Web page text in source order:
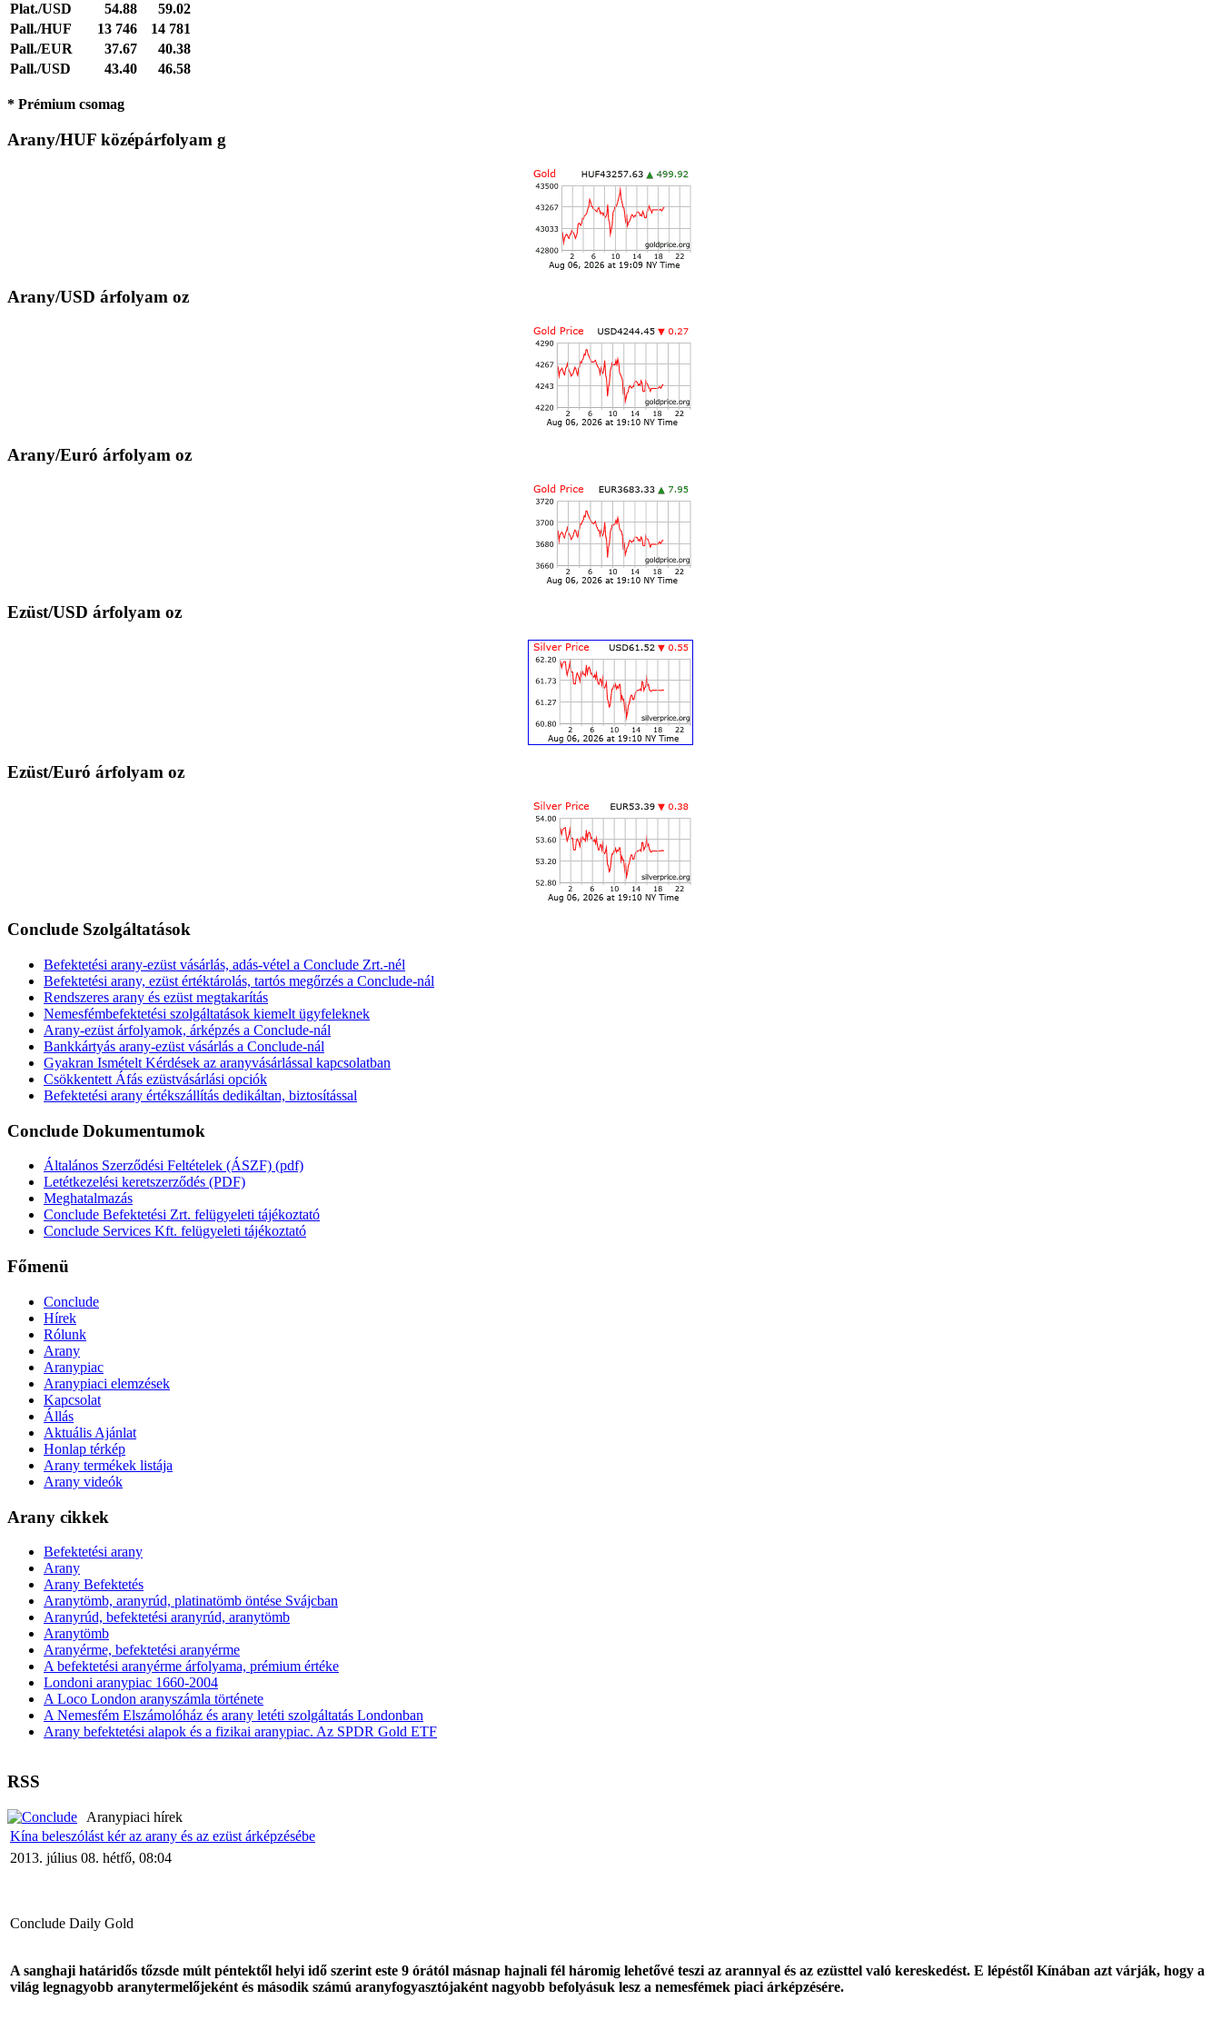
Plat./USD
54.88
59.02
Pall./HUF
13 746
14 781
Pall./EUR
37.67
40.38
Pall./USD
43.40 46.58
* Prémium csomag
Arany/HUF középárfolyam g
Arany/USD árfolyam oz
Arany/Euró árfolyam oz
Ezüst/USD árfolyam oz
Ezüst/Euró árfolyam oz
Conclude Szolgáltatások
Befektetési arany-ezüst vásárlás, adás-vétel a Conclude Zrt.-nél
Befektetési arany, ezüst értéktárolás, tartós megőrzés a Conclude-nál
Rendszeres arany és ezüst megtakarítás
Nemesfémbefektetési szolgáltatások kiemelt ügyfeleknek
Arany-ezüst árfolyamok, árképzés a Conclude-nál
Bankkártyás arany-ezüst vásárlás a Conclude-nál
Gyakran Ismételt Kérdések az aranyvásárlással kapcsolatban
Csökkentett Áfás ezüstvásárlási opciók
Befektetési arany értékszállítás dedikáltan, biztosítással
Conclude Dokumentumok
Általános Szerződési Feltételek (ÁSZF) (pdf)
Letétkezelési keretszerződés (PDF)
Meghatalmazás
Conclude Befektetési Zrt. felügyeleti tájékoztató
Conclude Services Kft. felügyeleti tájékoztató
Főmenü
Conclude
Hírek
Rólunk
Arany
Aranypiac
Aranypiaci elemzések
Kapcsolat
Állás
Aktuális Ajánlat
Honlap térkép
Arany termékek listája
Arany videók
Arany cikkek
Befektetési arany
Arany
Arany Befektetés
Aranytömb, aranyrúd, platinatömb öntése Svájcban
Aranyrúd, befektetési aranyrúd, aranytömb
Aranytömb
Aranyérme, befektetési aranyérme
A befektetési aranyérme árfolyama, prémium értéke
Londoni aranypiac 1660-2004
A Loco London aranyszámla története
A Nemesfém Elszámolóház és arany letéti szolgáltatás Londonban
Arany befektetési alapok és a fizikai aranypiac. Az SPDR Gold ETF
RSS
Aranypiaci hírek
Kína beleszólást kér az arany és az ezüst árképzésébe
2013. július 08. hétfő, 08:04
Conclude Daily Gold
A sanghaji határidős tőzsde múlt péntektől helyi idő szerint este 9 órától másnap hajnali fél háromig lehetővé teszi az arannyal és az ezüsttel való kereskedést. E lépéstől Kínában azt várják, hogy a
világ legnagyobb aranytermelőjeként és második számú aranyfogyasztójaként nagyobb befolyásuk lesz a nemesfémek piaci árképzésére.